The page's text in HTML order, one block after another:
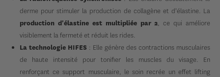
derme pour stimuler la production de collagène et d'élastine. La
production d'élastine est multipliée par 2, ce qui améliore
visiblement la fermeté et réduit les rides.
La technologie HIFES : Elle génère des contractions musculaires
de haute intensité pour tonifier les muscles du visage. En
renforçant ce support musculaire, le soin recrée un effet lifting